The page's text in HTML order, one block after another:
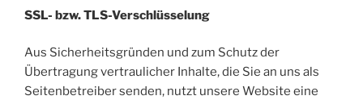
SSL- bzw. TLS-Verschlüsselung
Aus Sicherheitsgründen und zum Schutz der
Übertragung vertraulicher Inhalte, die Sie an uns als
Seitenbetreiber senden, nutzt unsere Website eine